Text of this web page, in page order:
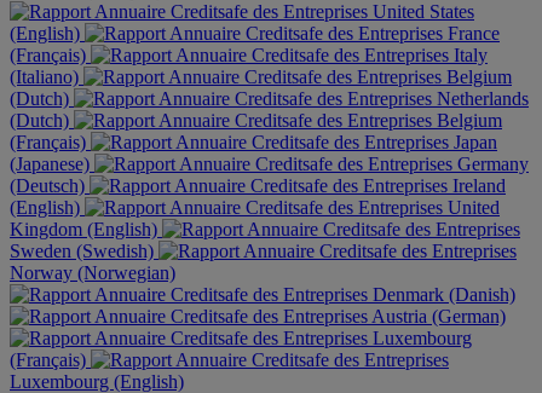
United States
(English)
France
(Français)
Italy
(Italiano)
Belgium
(Dutch)
Netherlands
(Dutch)
Belgium
(Français)
Japan
(Japanese)
Germany
(Deutsch)
Ireland
(English)
United
Kingdom (English)
Sweden (Swedish)
Norway (Norwegian)
Denmark (Danish)
Austria (German)
Luxembourg
(Français)
Luxembourg (English)